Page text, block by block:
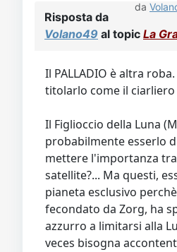
da
Risposta da
Volano49 al topic La
Il PALLADIO è altra
titolarlo come il
Il Figlioccio della Luna
probabilmente esserlo
mettere l'importanza
satellite?... Ma questi,
pianeta esclusivo
fecondato da Zorg, ha
azzurro a limitarsi alla
veces bisogna